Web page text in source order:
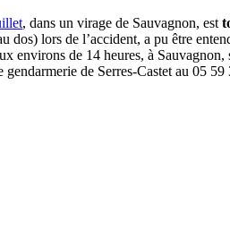
, dans un virage de Sauvagnon, est
dos) lors de l’accident, a pu être
environs de 14 heures, à
de Serres-Castet au 05 59